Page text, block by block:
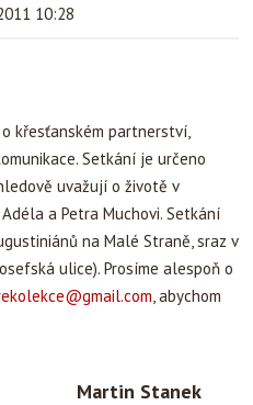
10:28
křesťanském partnerství,
Setkání je určeno
uvažují o životě v
a Petra Muchovi. Setkání
na Malé Straně, sraz v
ulice). Prosíme alespoň o
, abychom
Martin Stanek